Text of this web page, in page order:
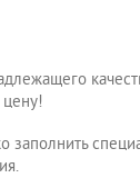
заполнить